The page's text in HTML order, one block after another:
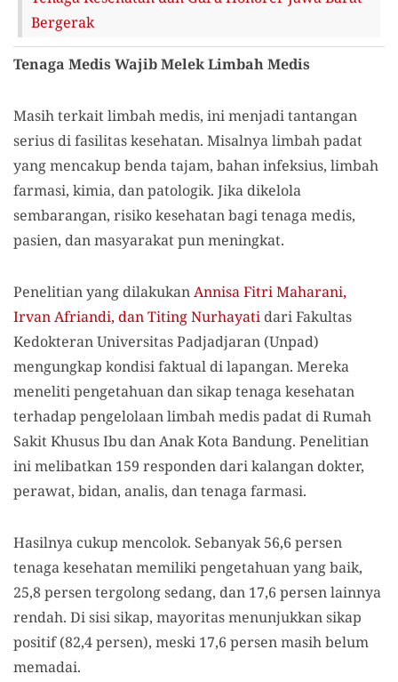
Bergerak
Tenaga Medis Wajib Melek Limbah Medis
Masih terkait limbah medis, ini menjadi tantangan
serius di fasilitas kesehatan. Misalnya limbah padat
yang mencakup benda tajam, bahan infeksius, limbah
farmasi, kimia, dan patologik. Jika dikelola
sembarangan, risiko kesehatan bagi tenaga medis,
pasien, dan masyarakat pun meningkat.
Penelitian yang dilakukanAnnisa Fitri Maharani,
Irvan Afriandi, dan Titing Nurhayati dari Fakultas
Kedokteran Universitas Padjadjaran (Unpad)
mengungkap kondisi faktual di lapangan. Mereka
meneliti pengetahuan dan sikap tenaga kesehatan
terhadap pengelolaan limbah medis padat di Rumah
Sakit Khusus Ibu dan Anak Kota Bandung. Penelitian
ini melibatkan 159 responden dari kalangan dokter,
perawat, bidan, analis, dan tenaga farmasi.
Hasilnya cukup mencolok. Sebanyak 56,6 persen
tenaga kesehatan memiliki pengetahuan yang baik,
25,8 persen tergolong sedang, dan 17,6 persen lainnya
rendah. Di sisi sikap, mayoritas menunjukkan sikap
positif (82,4 persen), meski 17,6 persen masih belum
memadai.